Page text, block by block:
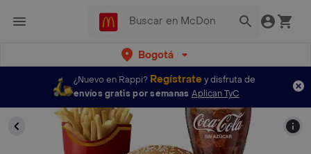
Bogotá
¿Nuevo en Rappi? Regístratey disfruta de
envíos gratis por semanas Aplican TyC